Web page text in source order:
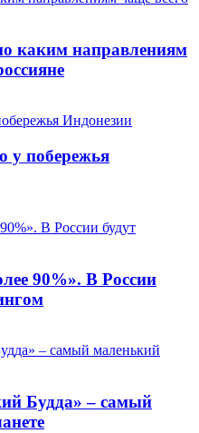
каким направлениям
у побережья
90%». В России
Будда» – самый